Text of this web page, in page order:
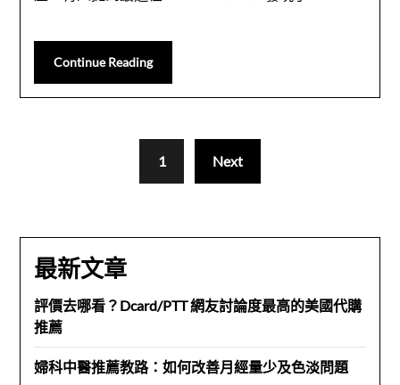
Continue Reading
1 Next
最新文章
評價去哪看？Dcard/PTT 網友討論度最高的美國代購
推薦
婦科中醫推薦教路：如何改善月經量少及色淡問題